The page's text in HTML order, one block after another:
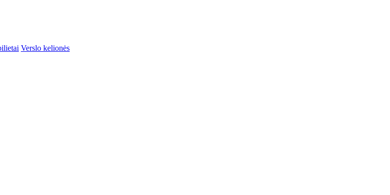
Verslo kelionės